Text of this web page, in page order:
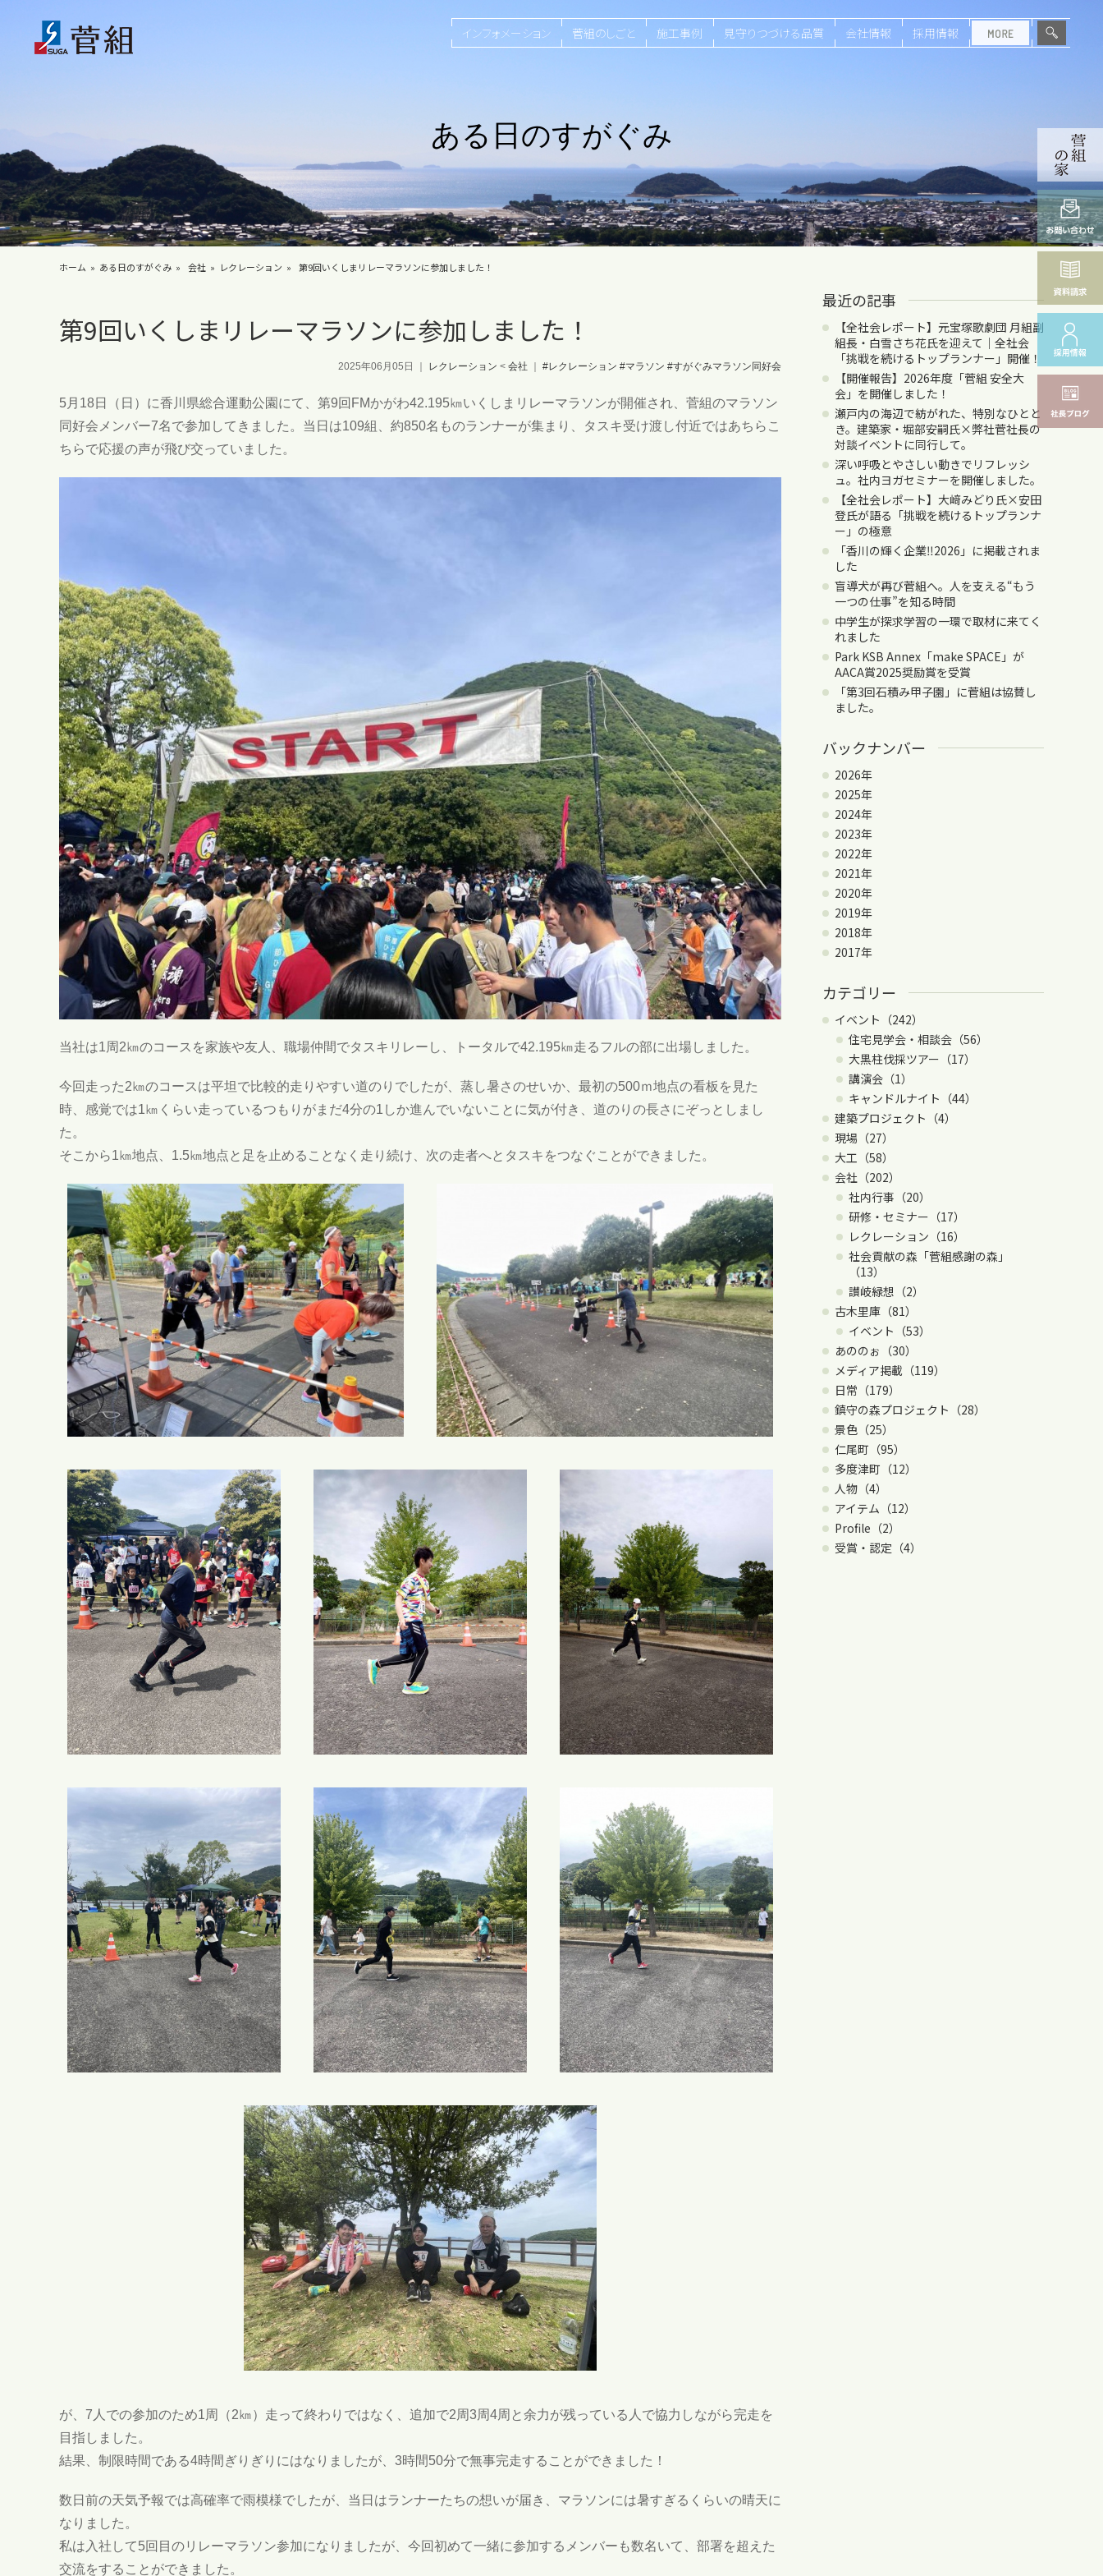
インフォメーション 菅組のしごと 施工事例 見守りつづける品質 会社情報 採用情報
ある日のすがぐみ
ホーム ある日のすがぐみ 会社 レクレーション 第9回いくしまリレーマラソンに参加しました！
第9回いくしまリレーマラソンに参加しました！
2025年06月05日 レクレーション < 会社 #レクレーション #マラソン #すがぐみマラソン同好会
5月18日（日）に香川県総合運動公園にて、第9回FMかがわ42.195㎞いくしまリレーマラソンが開催され、菅組のマラソン
同好会メンバー7名で参加してきました。当日は109組、約850名ものランナーが集まり、タスキ受け渡し付近ではあちらこ
ちらで応援の声が飛び交っていました。
当社は1周2㎞のコースを家族や友人、職場仲間でタスキリレーし、トータルで42.195㎞走るフルの部に出場しました。
今回走った2㎞のコースは平坦で比較的走りやすい道のりでしたが、蒸し暑さのせいか、最初の500ｍ地点の看板を見た
時、感覚では1㎞くらい走っているつもりがまだ4分の1しか進んでいないことに気が付き、道のりの長さにぞっとしまし
た。
そこから1㎞地点、1.5㎞地点と足を止めることなく走り続け、次の走者へとタスキをつなぐことができました。
が、7人での参加のため1周（2㎞）走って終わりではなく、追加で2周3周4周と余力が残っている人で協力しながら完走を
目指しました。
結果、制限時間である4時間ぎりぎりにはなりましたが、3時間50分で無事完走することができました！
数日前の天気予報では高確率で雨模様でしたが、当日はランナーたちの想いが届き、マラソンには暑すぎるくらいの晴天に
なりました。
私は入社して5回目のリレーマラソン参加になりましたが、今回初めて一緒に参加するメンバーも数名いて、部署を超えた
交流をすることができました。
最近の記事
【全社会レポート】元宝塚歌劇団 月組副
組長・白雪さち花氏を迎えて｜全社会
「挑戦を続けるトップランナー」開催！
【開催報告】2026年度「菅組 安全大
会」を開催しました！
瀬戸内の海辺で紡がれた、特別なひとと
き。建築家・堀部安嗣氏×弊社菅社長の
対談イベントに同行して。
深い呼吸とやさしい動きでリフレッシ
ュ。社内ヨガセミナーを開催しました。
【全社会レポート】大﨑みどり氏×安田
登氏が語る「挑戦を続けるトップランナ
ー」の極意
「香川の輝く企業‼2026」に掲載されま
した
盲導犬が再び菅組へ。人を支える“もう
一つの仕事”を知る時間
中学生が探求学習の一環で取材に来てく
れました
Park KSB Annex「make SPACE」が
AACA賞2025奨励賞を受賞
「第3回石積み甲子園」に菅組は協賛し
ました。
バックナンバー
2026年
2025年
2024年
2023年
2022年
2021年
2020年
2019年
2018年
2017年
カテゴリー
イベント（242）
住宅見学会・相談会（56）
大黒柱伐採ツアー（17）
講演会（1）
キャンドルナイト（44）
建築プロジェクト（4）
現場（27）
大工（58）
会社（202）
社内行事（20）
研修・セミナー（17）
レクレーション（16）
社会貢献の森「菅組感謝の森」
（13）
讃岐緑想（2）
古木里庫（81）
イベント（53）
あののぉ（30）
メディア掲載（119）
日常（179）
鎮守の森プロジェクト（28）
景色（25）
仁尾町（95）
多度津町（12）
人物（4）
アイテム（12）
Profile（2）
受賞・認定（4）